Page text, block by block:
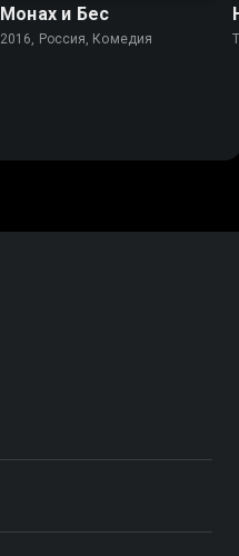
Монах и Бес
2016, Россия, Комедия